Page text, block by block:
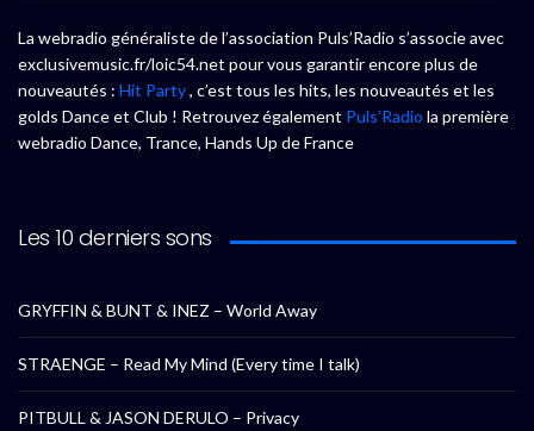
La webradio généraliste de l’association Puls’Radio s’associe avec
exclusivemusic.fr/loic54.net pour vous garantir encore plus de
nouveautés : Hit Party, c’est tous les hits, les nouveautés et les
golds Dance et Club ! Retrouvez également Puls’Radio la première
webradio Dance, Trance, Hands Up de France
Les 10 derniers sons
GRYFFIN & BUNT & INEZ – World Away
STRAENGE – Read My Mind (Every time I talk)
PITBULL & JASON DERULO – Privacy